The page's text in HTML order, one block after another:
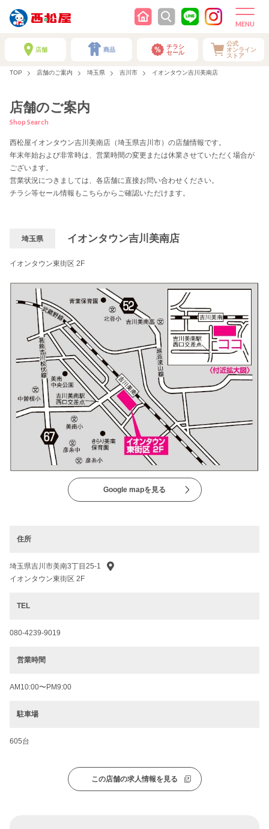
店舗 商品
チラシ
セール
公式
オンライン
ストア
TOP 店舗のご案内 埼玉県 吉川市 イオンタウン吉川美南店
店舗のご案内
Shop Search
西松屋イオンタウン吉川美南店（埼玉県吉川市）の店舗情報です。
年末年始および非常時は、営業時間の変更または休業させていただく場合が
ございます。
営業状況につきましては、各店舗に直接お問い合わせください。
チラシ等セール情報もこちらからご確認いただけます。
埼玉県 イオンタウン吉川美南店
イオンタウン東街区 2F
Google mapを見る
住所
埼玉県吉川市美南3丁目25-1
イオンタウン東街区 2F
TEL
080-4239-9019
営業時間
AM10:00〜PM9:00
駐車場
605台
この店舗の求人情報を見る